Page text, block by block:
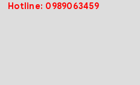
Hotline: 0989063459